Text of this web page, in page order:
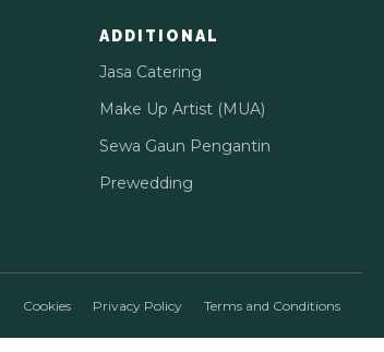
ADDITIONAL
Jasa Catering
Make Up Artist (MUA)
Sewa Gaun Pengantin
Prewedding
Cookies Privacy Policy Terms and Conditions